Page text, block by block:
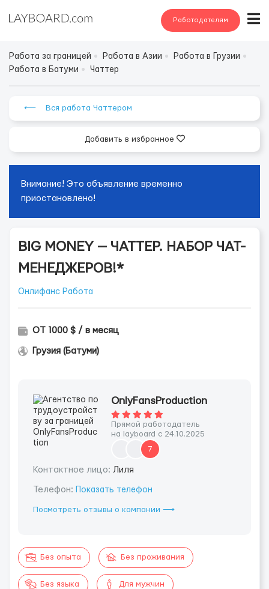
Работодателям
Работа за границей Работа в Азии
Работа в Грузии
Работа в Батуми
Чаттер
⟵ Вся работа Чаттером
Добавить в избранное
Внимание! Это объявление временно
приостановлено!
BIG MONEY — ЧАТТЕР. НАБОР ЧАТ-
МЕНЕДЖЕРОВ!*
Онлифанс Работа
ОТ 1000 $ / в месяц
Грузия (Батуми)
OnlyFansProduction
Прямой работодатель
на layboard с 24.10.2025
7
Контактное лицо: Лиля
Телефон: Показать телефон
Посмотреть отзывы о компании ⟶
Без опыта Без проживания
Без языка Для мужчин